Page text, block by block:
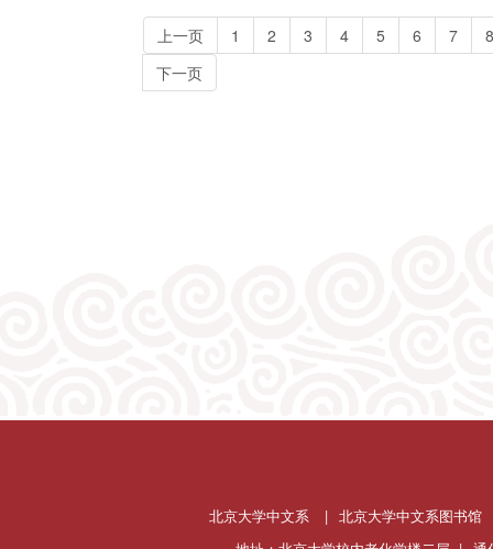
上一页 1 2 3 4 5 6 7
8
下一页
北京大学中文系 | 北京大学中文系图书馆